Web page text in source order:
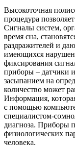
Высокоточная
процедура
Сигналы систем,
время сна,
раздражителей и
имеющихся
фиксирования
приборы – датчики
засыпанием на
количество может
Информация,
с помощью
специалистом-
диагноза. Приборы
физиологических
человека.